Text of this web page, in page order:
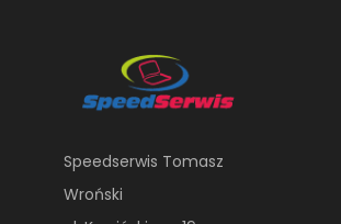
Speedserwis Tomasz
Wroński